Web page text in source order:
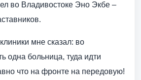
во Владивостоке Эно Экбе –
мне сказал: во
одна больница, туда идти
что на фронте на передовую!